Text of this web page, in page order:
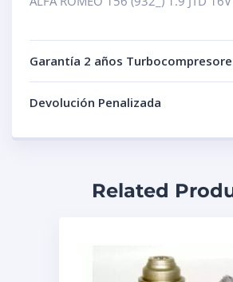
Garantía 2 años
Devolución Penalizada
Related